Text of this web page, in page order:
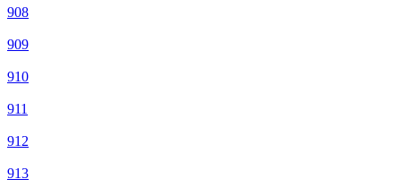
908
909
910
911
912
913